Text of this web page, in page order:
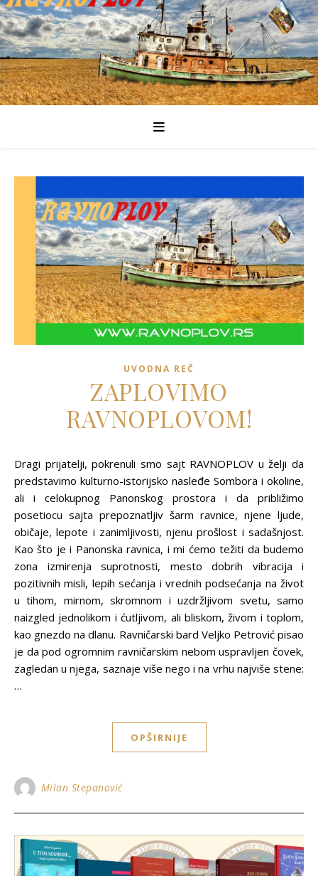
UVODNA REČ
ZAPLOVIMO
RAVNOPLOVOM!
Dragi prijatelji, pokrenuli smo sajt RAVNOPLOV u želji da
predstavimo kulturno-istorijsko nasleđe Sombora i okoline,
ali i celokupnog Panonskog prostora i da približimo
posetiocu sajta prepoznatljiv šarm ravnice, njene ljude,
običaje, lepote i zanimljivosti, njenu prošlost i sadašnjost.
Kao što je i Panonska ravnica, i mi ćemo težiti da budemo
zona izmirenja suprotnosti, mesto dobrih vibracija i
pozitivnih misli, lepih sećanja i vrednih podsećanja na život
u tihom, mirnom, skromnom i uzdržljivom svetu, samo
naizgled jednolikom i ćutljivom, ali bliskom, živom i toplom,
kao gnezdo na dlanu. Ravničarski bard Veljko Petrović pisao
je da pod ogromnim ravničarskim nebom uspravljen čovek,
zagledan u njega, saznaje više nego i na vrhu najviše stene:
…
OPŠIRNIJE
Milan Stepanović